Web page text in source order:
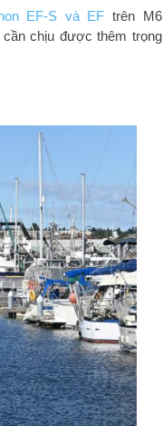
EF-S và EF trên M6
chịu được thêm trọng